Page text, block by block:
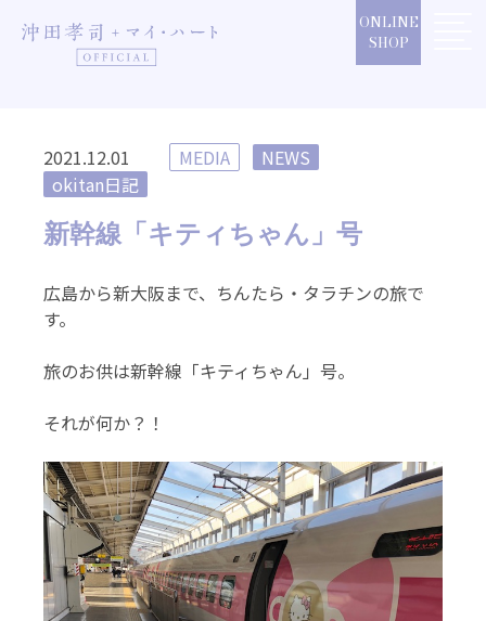
ONLINE
SHOP
2021.12.01 MEDIA
NEWS
okitan日記
新幹線「キティちゃん」号
広島から新大阪まで、ちんたら・タラチンの旅で
す。
旅のお供は新幹線「キティちゃん」号。
それが何か？！